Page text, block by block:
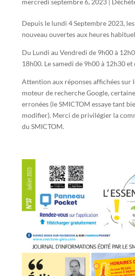
mercredi septembre 6, 2023|
Depuis le lundi 4 Septembre 2023,
nouveau ouvertes aux heures
Du Lundi au Vendredi de 9h00 à
18h00. Le samedi de 9h00 à 12h30
Attention aux réponses affichées sur
moteur de recherche Google,
erronées (le SMICTOM essaye tant
modifier). Merci de privilégier la
du SMICTOM.